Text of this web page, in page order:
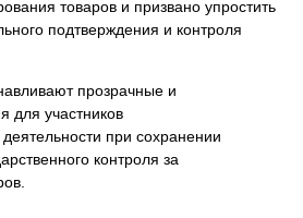
товаров и призвано упростить
подтверждения и контроля
прозрачные и
для участников
при сохранении
контроля за